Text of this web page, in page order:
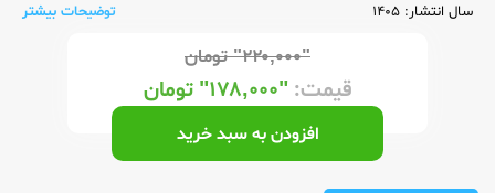
سال انتشار: 1405
توضیحات بیشتر
"۲۲۰,۰۰۰" تومان
قیمت:"۱۷۸,۰۰۰" تومان
افزودن به سبد خرید